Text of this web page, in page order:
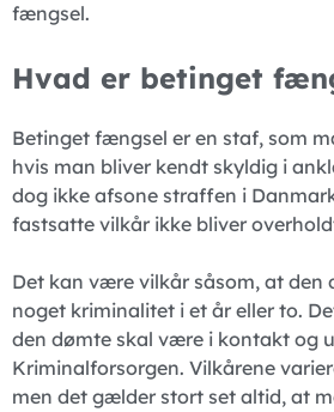
fængsel.
Hvad er betinget
Betinget fængsel er en staf, som
hvis man bliver kendt skyldig i
dog ikke afsone straffen i
fastsatte vilkår ikke bliver
Det kan være vilkår såsom, at den
noget kriminalitet i et år eller to.
den dømte skal være i kontakt og
Kriminalforsorgen. Vilkårene
men det gælder stort set altid, at